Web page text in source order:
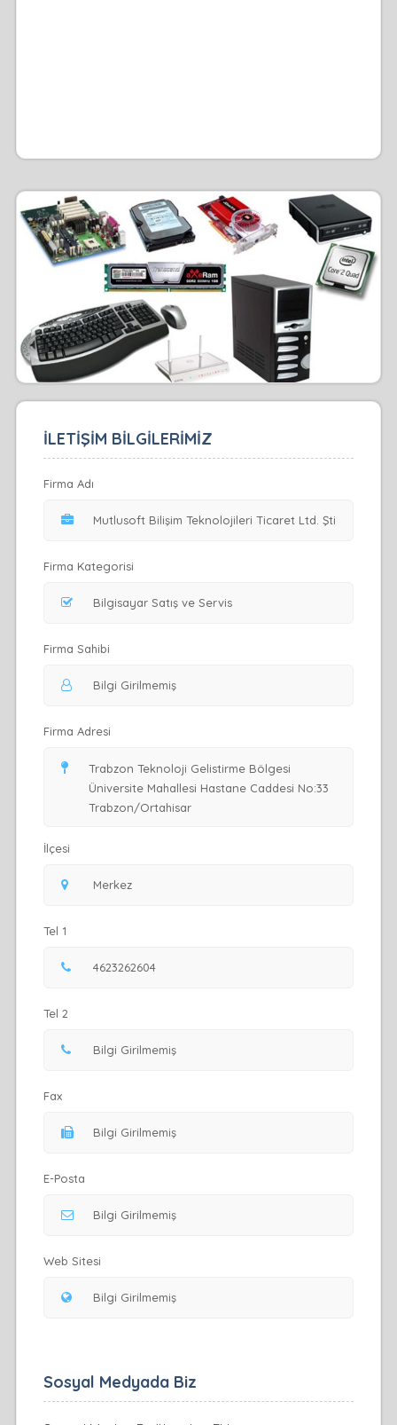
İLETİŞİM BİLGİLERİMİZ
Firma Adı
Firma Kategorisi
Firma Sahibi
Firma Adresi
İlçesi
Tel 1
Tel 2
Fax
E-Posta
Web Sitesi
Sosyal Medyada Biz